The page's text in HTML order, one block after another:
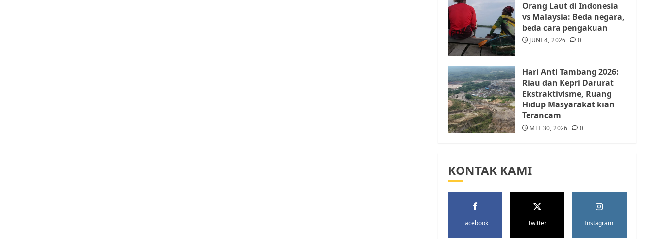
5
Tim Advokasi Desak BP
Batam Berhenti
Merampas Tanah Warga
Rempang
Orang Laut di Indonesia
vs Malaysia: Beda negara,
beda cara pengakuan
JUNI 4, 2026 0
Hari Anti Tambang 2026:
Riau dan Kepri Darurat
Ekstraktivisme, Ruang
Hidup Masyarakat kian
Terancam
MEI 30, 2026 0
KONTAK KAMI
Facebook Twitter Instagram